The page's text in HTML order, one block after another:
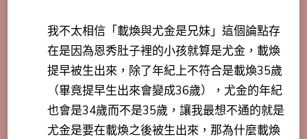
我不太相信「載煥與尤金是兄妹」這個論點存
在是因為恩秀肚子裡的小孩就算是尤金，載煥
提早被生出來，除了年紀上不符合是載煥35歲
（畢竟提早生出來會變成36歲），尤金的年紀
也會是34歲而不是35歲，讓我最想不通的就是
尤金是要在載煥之後被生出來，那為什麼載煥